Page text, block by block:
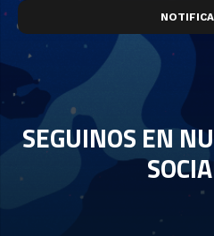
SEGUINOS EN